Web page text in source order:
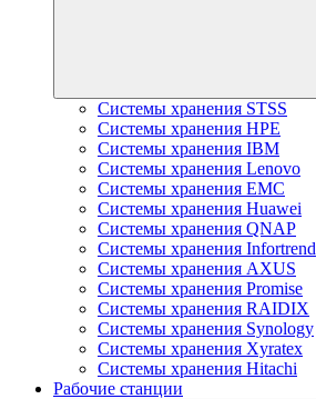
Системы хранения STSS
Системы хранения HPE
Системы хранения IBM
Системы хранения Lenovo
Системы хранения EMC
Системы хранения Huawei
Системы хранения QNAP
Системы хранения Infortrend
Системы хранения AXUS
Системы хранения Promise
Системы хранения RAIDIX
Системы хранения Synology
Системы хранения Xyratex
Системы хранения Hitachi
Рабочие станции